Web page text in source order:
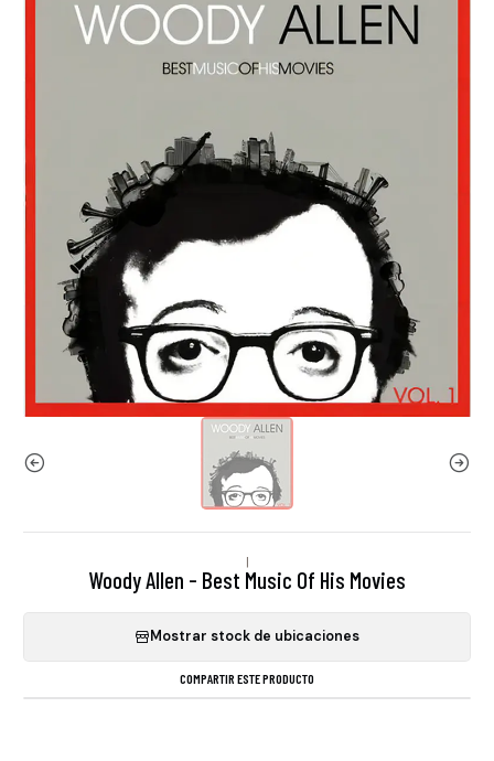
|
Woody Allen - Best Music Of His Movies
Mostrar stock de ubicaciones
COMPARTIR ESTE PRODUCTO